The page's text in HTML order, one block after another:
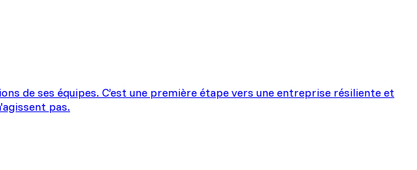
de ses équipes. C’est une première étape vers une entreprise résiliente et
pas.